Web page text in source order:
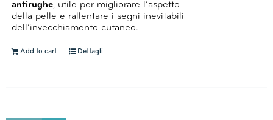
antirughe, utile per migliorare l’aspetto
della pelle e rallentare i segni inevitabili
dell’invecchiamento cutaneo.
Add to cart Dettagli